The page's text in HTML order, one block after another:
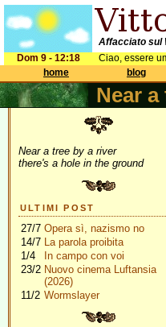
Affacciato sul
Dom 9 - 12:18
Ciao, essere
home
blog
Near a
Near a tree by a river
there's a hole in the ground
ULTIMI POST
27/7 Opera sì, nazismo no
14/7 La parola proibita
1/4
In campo con voi
23/2 Nuovo cinema Luftansia
(2026)
11/2 Wormslayer